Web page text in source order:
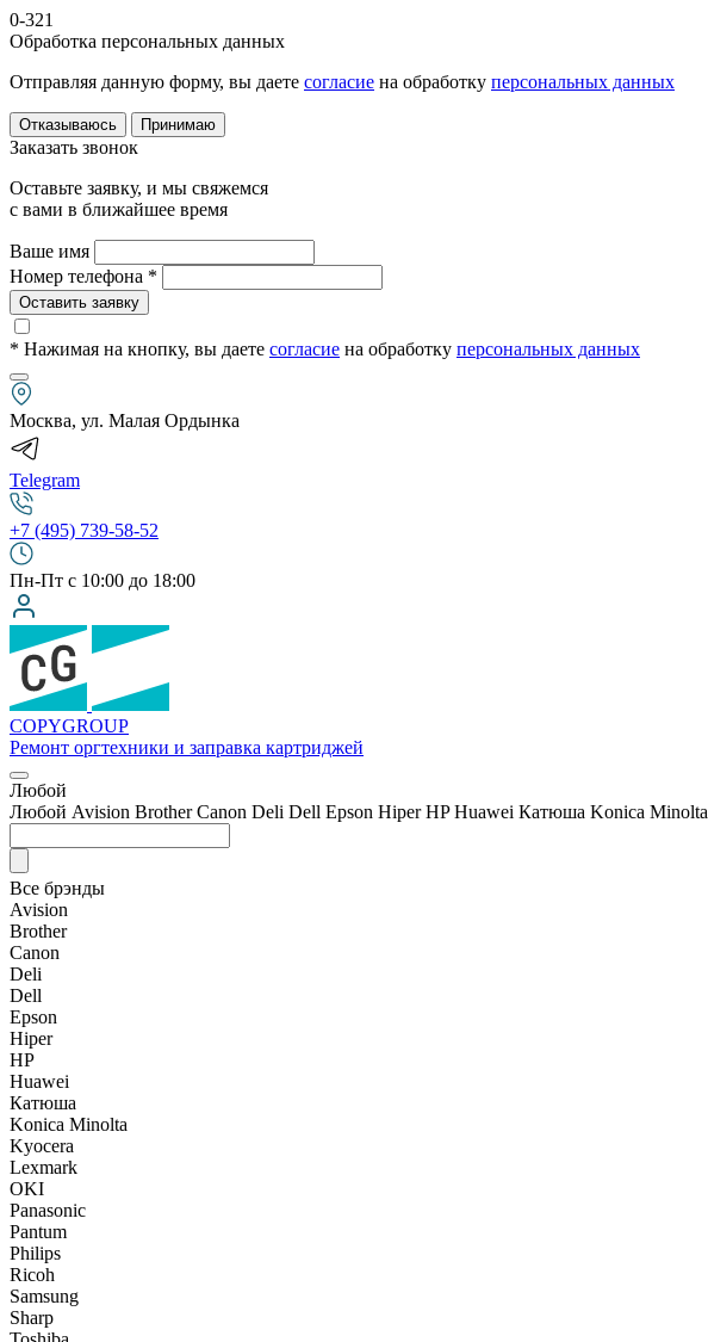
0-321
Обработка персональных данных
Отправляя данную форму, вы даете согласие на обработку персональных данных
Отказываюсь Принимаю
Заказать звонок
Оставьте заявку, и мы свяжемся
с вами в ближайшее время
Ваше имя
Номер телефона *
Оставить заявку
* Нажимая на кнопку, вы даете согласие на обработку персональных данных
Москва, ул. Малая Ордынка
Telegram
+7 (495) 739-58-52
Пн-Пт с 10:00 до 18:00
COPYGROUP
Ремонт оргтехники и заправка картриджей
Любой
Любой Avision Brother Canon Deli Dell Epson Hiper HP Huawei Катюша Konica Minolta
Все брэнды
Avision
Brother
Canon
Deli
Dell
Epson
Hiper
HP
Huawei
Катюша
Konica Minolta
Kyocera
Lexmark
OKI
Panasonic
Pantum
Philips
Ricoh
Samsung
Sharp